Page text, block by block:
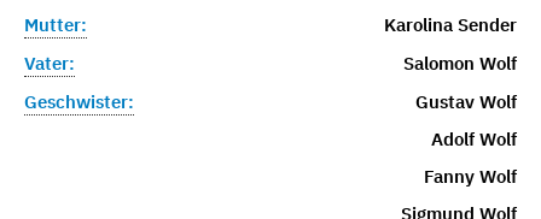
Mutter:
Karolina Sender
Vater:
Salomon Wolf
Geschwister:
Gustav Wolf
Adolf Wolf
Fanny Wolf
Sigmund Wolf